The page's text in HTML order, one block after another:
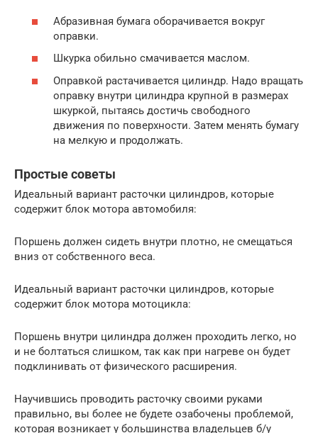
Абразивная бумага оборачивается вокруг
оправки.
Шкурка обильно смачивается маслом.
Оправкой растачивается цилиндр. Надо вращать
оправку внутри цилиндра крупной в размерах
шкуркой, пытаясь достичь свободного
движения по поверхности. Затем менять бумагу
на мелкую и продолжать.
Простые советы
Идеальный вариант расточки цилиндров, которые
содержит блок мотора автомобиля:
Поршень должен сидеть внутри плотно, не смещаться
вниз от собственного веса.
Идеальный вариант расточки цилиндров, которые
содержит блок мотора мотоцикла:
Поршень внутри цилиндра должен проходить легко, но
и не болтаться слишком, так как при нагреве он будет
подклинивать от физического расширения.
Научившись проводить расточку своими руками
правильно, вы более не будете озабочены проблемой,
которая возникает у большинства владельцев б/у